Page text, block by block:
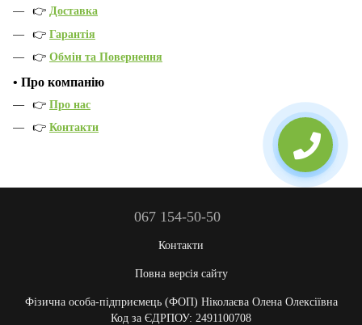
👉 Доставка
👉 Гарантія
👉 Обмін та Повернення
• Про компанію
👉 Про нас
👉 Контакти
067 154-50-50
Контакти
Повна версія сайту
Фізична особа-підприємець (ФОП) Ніколаєва Олена Олексіївна
Код за ЄДРПОУ: 2491100708